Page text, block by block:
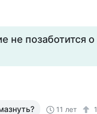
не позаботится о
11 лет 1